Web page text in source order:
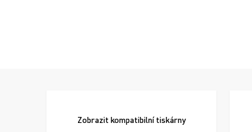
Zobrazit kompatibilní tiskárny